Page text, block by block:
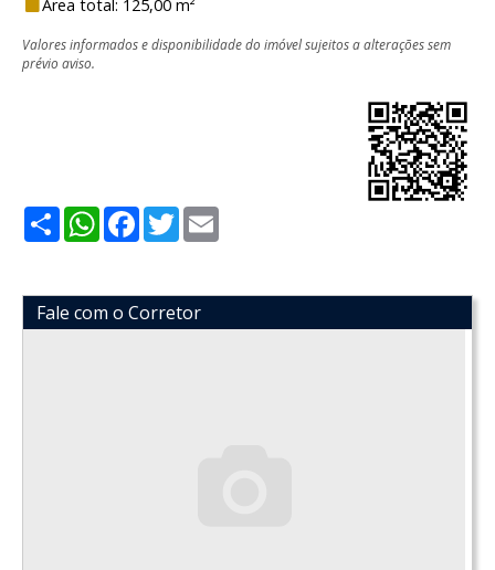
Área total: 125,00 m²
Valores informados e disponibilidade do imóvel sujeitos a alterações sem
prévio aviso.
ShareWhatsApp
Facebook
Twitter
Fale com o Corretor